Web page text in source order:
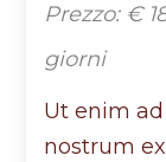
Prezzo: €
giorni
Ut enim
nostrum